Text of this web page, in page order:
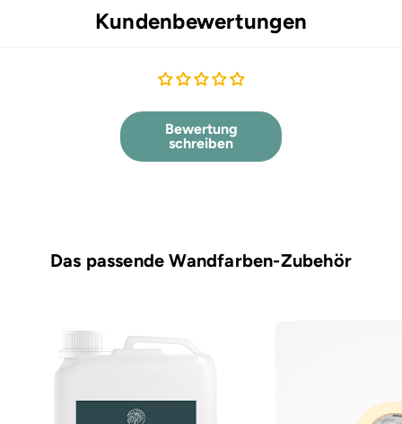
Kundenbewertungen
Bewertung
schreiben
Das passende Wandfarben-Zubehör